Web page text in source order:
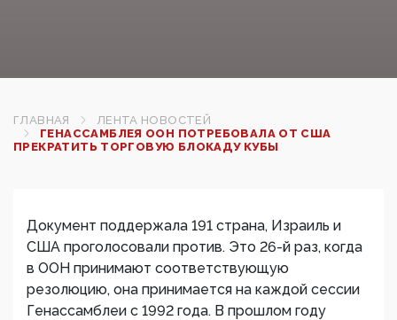
ГЛАВНАЯ
ЛЕНТА НОВОСТЕЙ
ГЕНАССАМБЛЕЯ ООН ПОТРЕБОВАЛА ОТ США
ПРЕКРАТИТЬ ТОРГОВУЮ БЛОКАДУ КУБЫ‍
Документ поддержала 191 страна, Израиль и
США проголосовали против. Это 26-й раз, когда
в ООН принимают соответствующую
резолюцию, она принимается на каждой сессии
Генассамблеи с 1992 года. В прошлом году